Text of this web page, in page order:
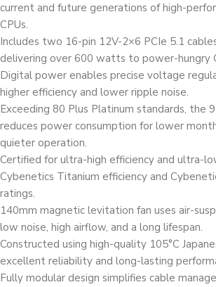
current and future generations of high-
CPUs.
Includes two 16-pin 12V-2×6 PCIe 5.1
delivering over 600 watts to power-hungry
Digital power enables precise voltage
higher efficiency and lower ripple noise.
Exceeding 80 Plus Platinum standards, the
reduces power consumption for lower
quieter operation.
Certified for ultra-high efficiency and ultra-
Cybenetics Titanium efficiency and
ratings.
140mm magnetic levitation fan uses air-
low noise, high airflow, and a long lifespan.
Constructed using high-quality 105°C
excellent reliability and long-lasting
Fully modular design simplifies cable